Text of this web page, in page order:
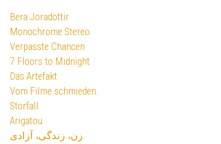
Bera Joradottir
Monochrome Stereo
Verpasste Chancen
7 Floors to Midnight
Das Artefakt
Vom Filme schmieden.
Störfall
Arigatou
زن، زندگی، آزادی